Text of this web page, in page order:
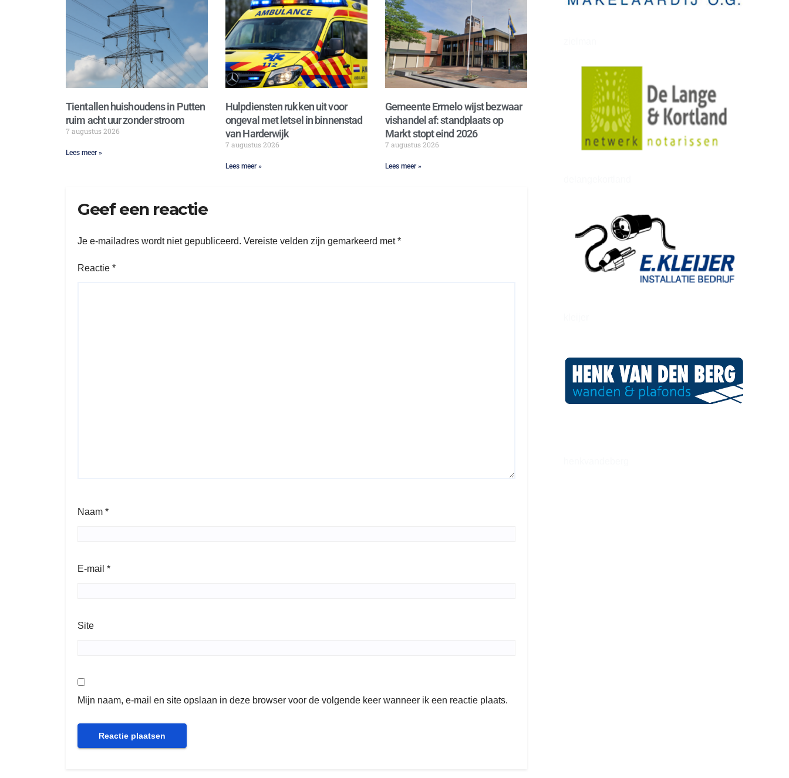
Tientallen huishoudens in Putten
ruim acht uur zonder stroom
7 augustus 2026
Lees meer »
Hulpdiensten rukken uit voor
ongeval met letsel in binnenstad
van Harderwijk
7 augustus 2026
Lees meer »
Gemeente Ermelo wijst bezwaar
vishandel af: standplaats op
Markt stopt eind 2026
7 augustus 2026
Lees meer »
Geef een reactie
Je e-mailadres wordt niet gepubliceerd. Vereiste velden zijn gemarkeerd met*
Reactie *
Naam *
E-mail *
Site
Mijn naam, e-mail en site opslaan in deze browser voor de volgende keer wanneer ik een reactie plaats.